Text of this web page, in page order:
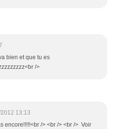
bien et que tu es
/>
13:13
encore!!!!!<br /> <br /> <br /> Voir